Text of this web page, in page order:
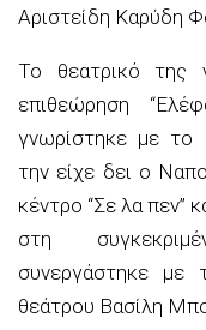
Αριστείδη Καρύδη
Το θεατρικό της
επιθεώρηση
γνωρίστηκε με το
την είχε δει ο
κέντρο “Σε λα πεν”
στη
συνεργάστηκε με
θεάτρου Βασίλη